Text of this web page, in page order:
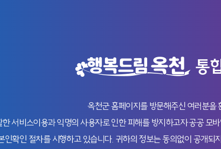
통
옥천군 홈페이지를 방문해주신 여러분을
서비스이용과 익명의 사용자로 인한 피해를 방지하고자 공공
인확인 절차를 시행하고 있습니다. 귀하의 정보는 동의없이 공개되